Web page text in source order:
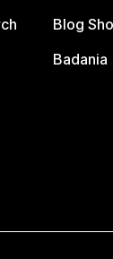
Blog
Badania